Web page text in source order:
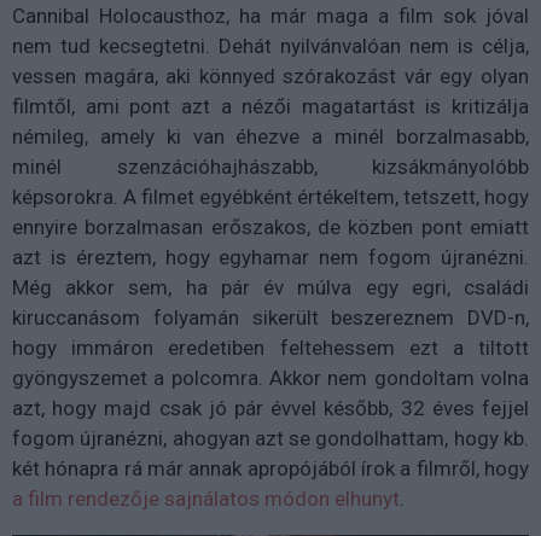
Cannibal Holocausthoz, ha már maga a film sok jóval
nem tud kecsegtetni. Dehát nyilvánvalóan nem is célja,
vessen magára, aki könnyed szórakozást vár egy olyan
filmtől, ami pont azt a nézői magatartást is kritizálja
némileg, amely ki van éhezve a minél borzalmasabb,
minél szenzációhajhászabb, kizsákmányolóbb
képsorokra. A filmet egyébként értékeltem, tetszett, hogy
ennyire borzalmasan erőszakos, de közben pont emiatt
azt is éreztem, hogy egyhamar nem fogom újranézni.
Még akkor sem, ha pár év múlva egy egri, családi
kiruccanásom folyamán sikerült beszereznem DVD-n,
hogy immáron eredetiben feltehessem ezt a tiltott
gyöngyszemet a polcomra. Akkor nem gondoltam volna
azt, hogy majd csak jó pár évvel később, 32 éves fejjel
fogom újranézni, ahogyan azt se gondolhattam, hogy kb.
két hónapra rá már annak apropójából írok a filmről, hogy
a film rendezője sajnálatos módon elhunyt.